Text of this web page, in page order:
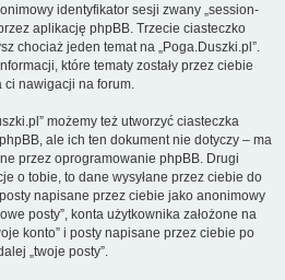
identyfikator sesji zwany „session-
aplikację phpBB. Trzecie ciasteczko
chociaż jeden temat na „Poga.Duszki.pl”.
które tematy zostały przez ciebie
ci nawigacji na forum.
możemy też utworzyć ciasteczka
ale ich ten dokument nie dotyczy – ma
przez oprogramowanie phpBB. Drugi
o tobie, to dane wysyłane przez ciebie do
napisane przez ciebie jako anonimowy
posty”, konta użytkownika założone na
konto” i posty napisane przez ciebie po
„twoje posty”.